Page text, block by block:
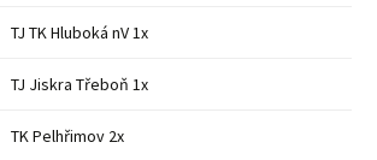
TJ TK Hluboká nV 1x
TJ Jiskra Třeboň 1x
TK Pelhřimov 2x